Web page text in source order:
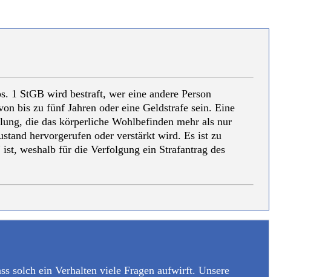
1 StGB wird bestraft, wer eine andere Person
bis zu fünf Jahren oder eine Geldstrafe sein. Eine
die das körperliche Wohlbefinden mehr als nur
hervorgerufen oder verstärkt wird. Es ist zu
weshalb für die Verfolgung ein Strafantrag des
solch ein Verhalten viele Fragen aufwirft. Unsere